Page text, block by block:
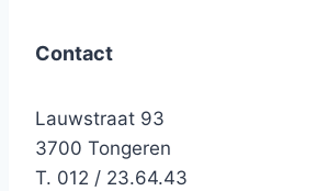
Contact
Lauwstraat 93
3700 Tongeren
T. 012 / 23.64.43